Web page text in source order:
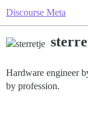
Discourse Meta
Hardware engineer
by profession.